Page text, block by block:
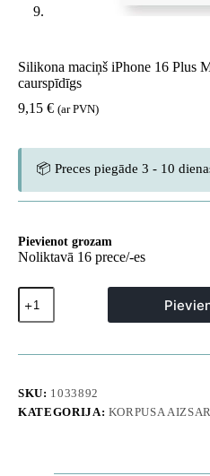
Silikona maciņš iPhone 16 Plus
caurspīdīgs
9,15 € (ar PVN)
📦 Preces piegāde 3 - 10
Pievienot grozam
Noliktavā 16 prece/-es
Silikona
maciņš
iPhone
Plus
-
caurspīdīgs
SKU: 1033892
KATEGORIJA: KORPUSA